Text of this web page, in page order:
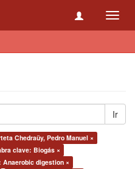
Ir
Chedraüy, Pedro Manuel ×
clave: Biogás ×
Anaerobic digestion ×